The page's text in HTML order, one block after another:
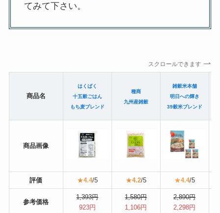
てみて下さい。
スクロールできます
商品名
はくばく
十五穀ごはん
もち麦ブレンド
種商
九州産雑穀
雑穀米本舗
明日への輝き
39穀米ブレンド
商品画像
評価 ★4.4/5 ★4.2/5 ★4.4/5
参考価格
1,393円
923円
1,580円
1,106円
2,890円
2,298円